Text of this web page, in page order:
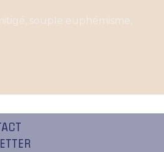
souple euphémisme,